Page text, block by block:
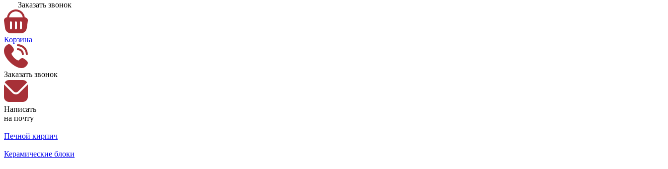
Заказать звонок
Корзина
Заказать звонок
Написать
на почту
Печной кирпич
Керамические блоки